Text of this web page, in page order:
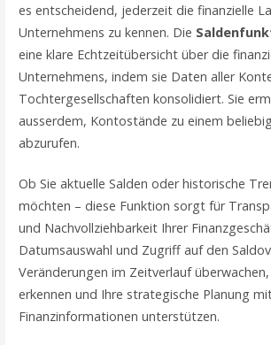
es entscheidend, jederzeit die finanzielle
Unternehmens zu kennen. Die
eine klare Echtzeitübersicht über die
Unternehmens, indem sie Daten aller
Tochtergesellschaften konsolidiert. Sie
ausserdem, Kontostände zu einem
abzurufen.
Ob Sie aktuelle Salden oder historische
möchten – diese Funktion sorgt für
und Nachvollziehbarkeit Ihrer
Datumsauswahl und Zugriff auf den
Veränderungen im Zeitverlauf
erkennen und Ihre strategische Planung
Finanzinformationen unterstützen.